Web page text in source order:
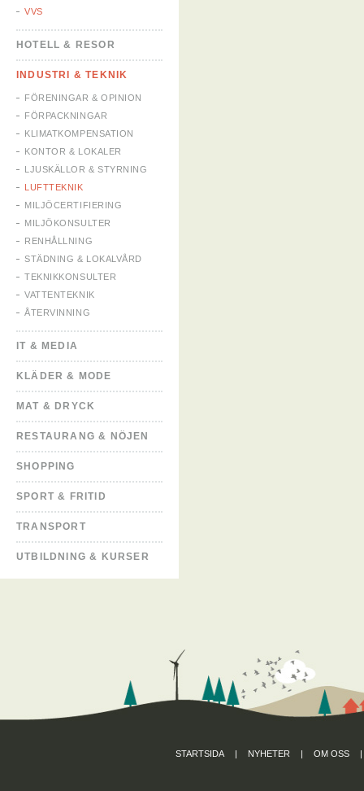
VVS
HOTELL & RESOR
INDUSTRI & TEKNIK
FÖRENINGAR & OPINION
FÖRPACKNINGAR
KLIMATKOMPENSATION
KONTOR & LOKALER
LJUSKÄLLOR & STYRNING
LUFTTEKNIK
MILJÖCERTIFIERING
MILJÖKONSULTER
RENHÅLLNING
STÄDNING & LOKALVÅRD
TEKNIKKONSULTER
VATTENTEKNIK
ÅTERVINNING
IT & MEDIA
KLÄDER & MODE
MAT & DRYCK
RESTAURANG & NÖJEN
SHOPPING
SPORT & FRITID
TRANSPORT
UTBILDNING & KURSER
STARTSIDA | NYHETER | OM OSS |